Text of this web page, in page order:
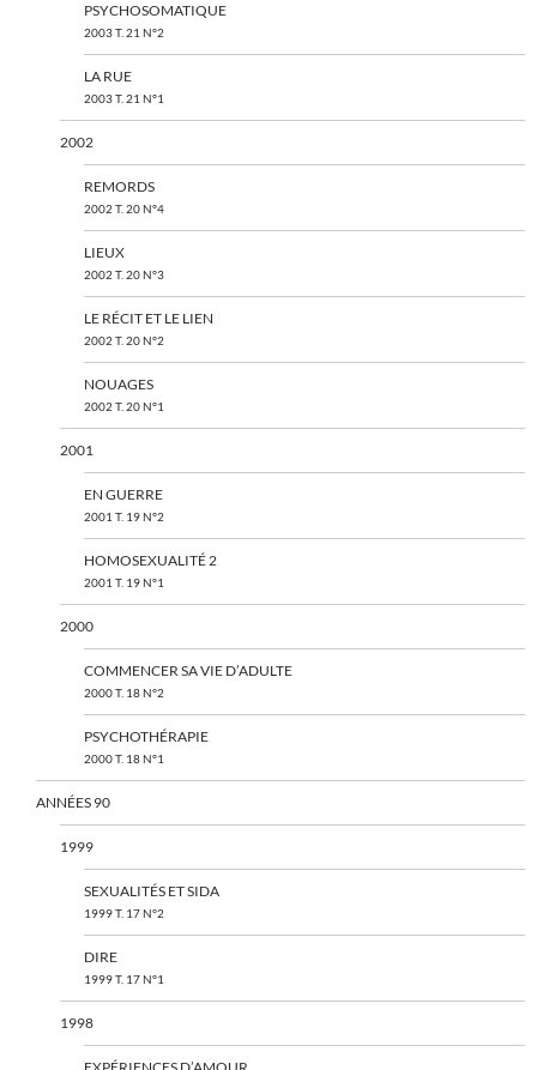
PSYCHOSOMATIQUE
2003 T. 21 N°2
LA RUE
2003 T. 21 N°1
2002
REMORDS
2002 T. 20 N°4
LIEUX
2002 T. 20 N°3
LE RÉCIT ET LE LIEN
2002 T. 20 N°2
NOUAGES
2002 T. 20 N°1
2001
EN GUERRE
2001 T. 19 N°2
HOMOSEXUALITÉ 2
2001 T. 19 N°1
2000
COMMENCER SA VIE D’ADULTE
2000 T. 18 N°2
PSYCHOTHÉRAPIE
2000 T. 18 N°1
ANNÉES 90
1999
SEXUALITÉS ET SIDA
1999 T. 17 N°2
DIRE
1999 T. 17 N°1
1998